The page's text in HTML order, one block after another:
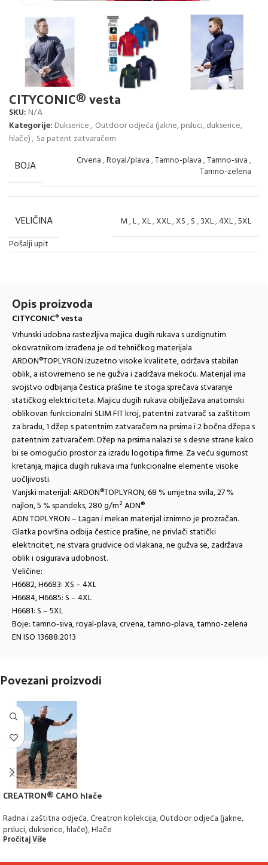
CITYCONIC® vesta
SKU: N/A
Kategorije: Dukserice, Outdoor odjeća (jakne, prsluci, dukserice,
hlače), Sa patent zatvaračem
BOJA Crvena,Royal/plava,Tamno-plava,Tamno-siva,
Tamno-zelena
VELIČINA M,L,XL,XXL,XS,S,3XL,4XL,5XL
Pošalji upit
Opis proizvoda
CITYCONIC® vesta
Vrhunski udobna rastezljiva majica dugih rukava s uzdignutim
okovratnikom izrađena je od tehničkog materijala
ARDON®TOPLYRON izuzetno visoke kvalitete, održava stabilan
oblik, a istovremeno se ne gužva i zadržava mekoću. Materijal ima
svojstvo odbijanja čestica prašine te stoga sprečava stvaranje
statičkog elektriciteta. Majicu dugih rukava obilježava anatomski
oblikovan funkcionalni SLIM FIT kroj, patentni zatvarač sa zaštitom
za bradu, 1 džep s patentnim zatvaračem na prsima i 2 bočna džepa s
patentnim zatvaračem. Džep na prsima nalazi se s desne strane kako
bi se omogućio prostor za izradu logotipa firme. Za veću sigurnost
kretanja, majica dugih rukava ima funkcionalne elemente visoke
uočljivosti.
Vanjski materijal: ARDON®TOPLYRON, 68 % umjetna svila, 27 %
najlon, 5 % spandeks, 280 g/m² ADN®
ADN TOPLYRON – Lagan i mekan materijal iznimno je prozračan.
Glatka površina odbija čestice prašine, ne privlači statički
elektricitet, ne stvara grudvice od vlakana, ne gužva se, zadržava
oblik i osigurava udobnost.
Veličine:
H6682, H6683: XS – 4XL
H6684, H6685: S – 4XL
H6681: S – 5XL
Boje: tamno-siva, royal-plava, crvena, tamno-plava, tamno-zelena
EN ISO 13688:2013
Povezani proizvodi
CREATRON® CAMO hlače
Radna i zaštitna odjeća,Creatron kolekcija,Outdoor odjeća (jakne,
prsluci, dukserice, hlače),Hlače
Pročitaj Više